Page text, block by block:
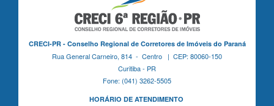
CRECI-PR - Conselho Regional de Corretores de Imóveis do Paraná
Rua General Carneiro, 814 - Centro | CEP: 80060-150
Curitiba - PR
Fone: (041) 3262-5505
HORÁRIO DE ATENDIMENTO